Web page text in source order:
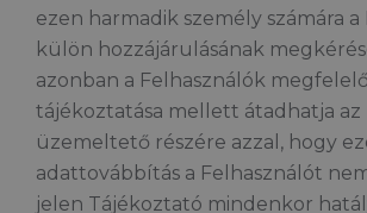
ezen harmadik személy számára a
külön hozzájárulásának
azonban a Felhasználók
tájékoztatása mellett átadhatja az
üzemeltető részére azzal, hogy
adattovábbítás a Felhasználót
jelen Tájékoztató mindenkor